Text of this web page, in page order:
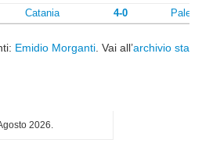
Catania 4-0
Emidio Morganti . Vai all’archivio
2026.